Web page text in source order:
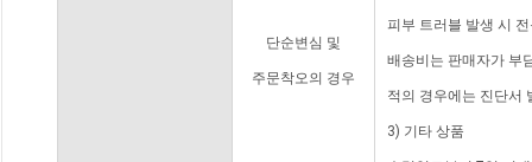
단순변심 및
주문착오의 경우
피부 트러블 발생 시
배송비는 판매자가 부
적의 경우에는 진단서
3) 기타 상품